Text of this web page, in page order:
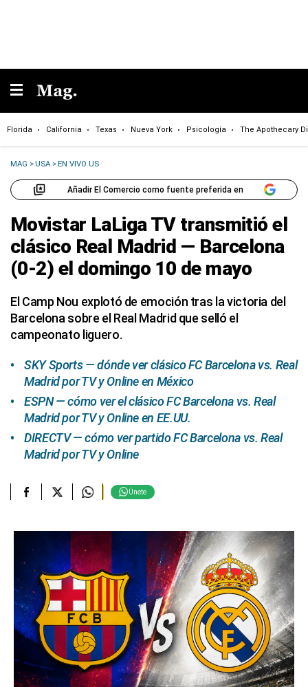
Florida California Texas Nueva York Psicología The Apothecary
MAG >USA >EN VIVO US
Añadir El Comercio como fuente preferida en
Movistar LaLiga TV transmitió el
clásico Real Madrid — Barcelona
(0-2) el domingo 10 de mayo
El Camp Nou explotó de emoción tras la victoria del
Barcelona sobre el Real Madrid que selló el
campeonato liguero.
SKY Sports — dónde ver clásico FC Barcelona vs. Real
Madrid por TV y Online en México
ESPN — cómo ver el clásico FC Barcelona vs. Real
Madrid por TV y Online en EE.UU.
DIRECTV — cómo ver partido FC Barcelona vs. Real
Madrid por TV y Online
Únete